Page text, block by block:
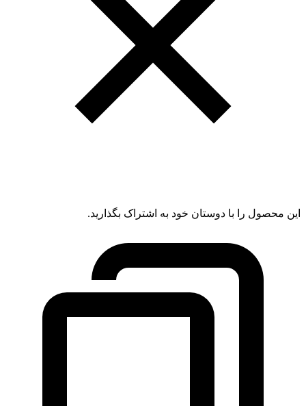
این محصول را با دوستان خود به اشتراک بگذارید.